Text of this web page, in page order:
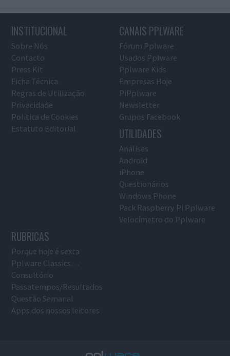
INSTITUCIONAL
Sobre Nós
Contacto
Press Kit
Ficha Técnica
Regras de Utilização
Privacidade
Política de Cookies
Estatuto Editorial
CANAIS PPLWARE
Fórum Pplware
Usados Pplware
Pplware Kids
Empresas Hoje
PiPplware
Newsletter
Grupos Facebook
UTILIDADES
Análises
Android
iPhone
Questionários
Windows Phone
Pack Raspberry Pi Pplware
Velocímetro do Pplware
RUBRICAS
Porque hoje é sexta
Pplware Classics…
Consultório
Passatempos/Resultados
Questão Semanal
Apps dos nossos leitores